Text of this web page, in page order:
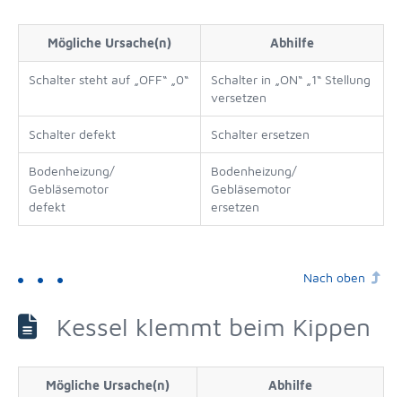
Mögliche Ursache(n) Abhilfe
Schalter steht auf „OFF“ „0“
Schalter in „ON“ „1“ Stellung
versetzen
Schalter defekt Schalter ersetzen
Bodenheizung/
Gebläsemotor
defekt
Bodenheizung/
Gebläsemotor
ersetzen
Nach oben
Kessel klemmt beim Kippen
Mögliche Ursache(n) Abhilfe